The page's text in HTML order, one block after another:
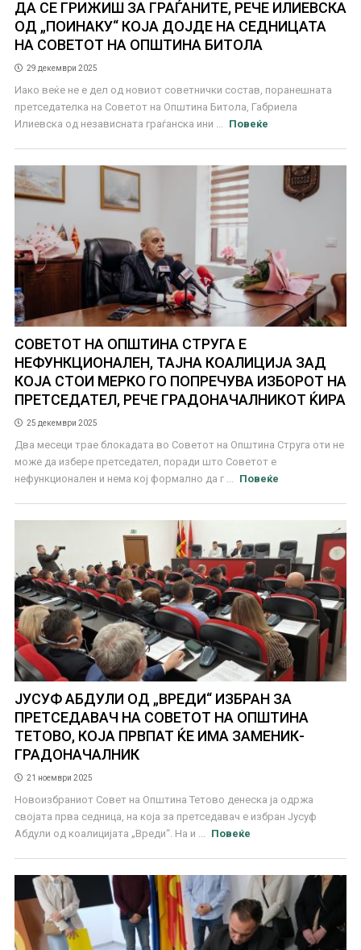
ДА СЕ ГРИЖИШ ЗА ГРАЃАНИТЕ, РЕЧЕ ИЛИЕВСКА
ОД „ПОИНАКУ“ КОЈА ДОЈДЕ НА СЕДНИЦАТА
НА СОВЕТОТ НА ОПШТИНА БИТОЛА
29 декември 2025
Иако веќе не е дел од новиот советнички состав, поранешната
претседателка на Советот на Општина Битола, Габриела
Илиевска од независната граѓанска ини ...
Повеќе
СОВЕТОТ НА ОПШТИНА СТРУГА Е
НЕФУНКЦИОНАЛЕН, ТАЈНА КОАЛИЦИЈА ЗАД
КОЈА СТОИ МЕРКО ГО ПОПРЕЧУВА ИЗБОРОТ НА
ПРЕТСЕДАТЕЛ, РЕЧЕ ГРАДОНАЧАЛНИКОТ ЌИРА
25 декември 2025
Два месеци трае блокадата во Советот на Општина Струга оти не
може да избере претседател, поради што Советот е
нефункционален и нема кој формално да г ...
Повеќе
ЈУСУФ АБДУЛИ ОД „ВРЕДИ“ ИЗБРАН ЗА
ПРЕТСЕДАВАЧ НА СОВЕТОТ НА ОПШТИНА
ТЕТОВО, КОЈА ПРВПАТ ЌЕ ИМА ЗАМЕНИК-
ГРАДОНАЧАЛНИК
21 ноември 2025
Новоизбраниот Совет на Општина Тетово денеска ја одржа
својата прва седница, на која за претседавач е избран Јусуф
Абдули од коалицијата „Вреди“. На и ...
Повеќе